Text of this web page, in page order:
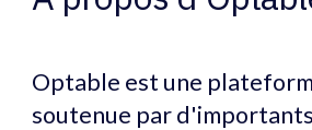
Optable est une
soutenue par